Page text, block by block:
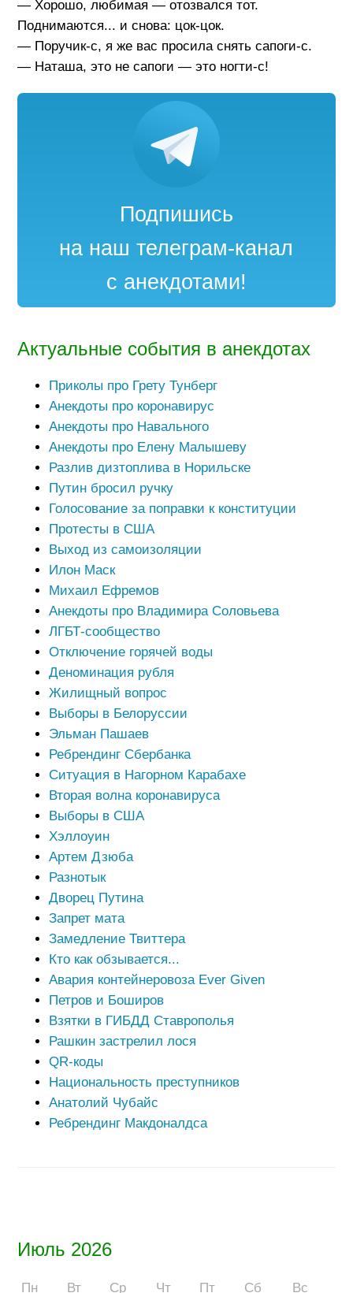
Июль 2026
Пн Вт Ср Чт Пт Сб
Вс
— Хорошо, любимая — отозвался тот.
Поднимаются... и снова: цок-цок.
— Поручик-с, я же вас просила снять сапоги-с.
— Наташа, это не сапоги — это ногти-с!
Подпишись
на наш телеграм-канал
с анекдотами!
Актуальные события в анекдотах
Приколы про Грету Тунберг
Анекдоты про коронавирус
Анекдоты про Навального
Анекдоты про Елену Малышеву
Разлив дизтоплива в Норильске
Путин бросил ручку
Голосование за поправки к конституции
Протесты в США
Выход из самоизоляции
Илон Маск
Михаил Ефремов
Анекдоты про Владимира Соловьева
ЛГБТ-сообщество
Отключение горячей воды
Деноминация рубля
Жилищный вопрос
Выборы в Белоруссии
Эльман Пашаев
Ребрендинг Сбербанка
Ситуация в Нагорном Карабахе
Вторая волна коронавируса
Выборы в США
Хэллоуин
Артем Дзюба
Разнотык
Дворец Путина
Запрет мата
Замедление Твиттера
Кто как обзывается...
Авария контейнеровоза Ever Given
Петров и Боширов
Взятки в ГИБДД Ставрополья
Рашкин застрелил лося
QR-коды
Национальность преступников
Анатолий Чубайс
Ребрендинг Макдоналдса